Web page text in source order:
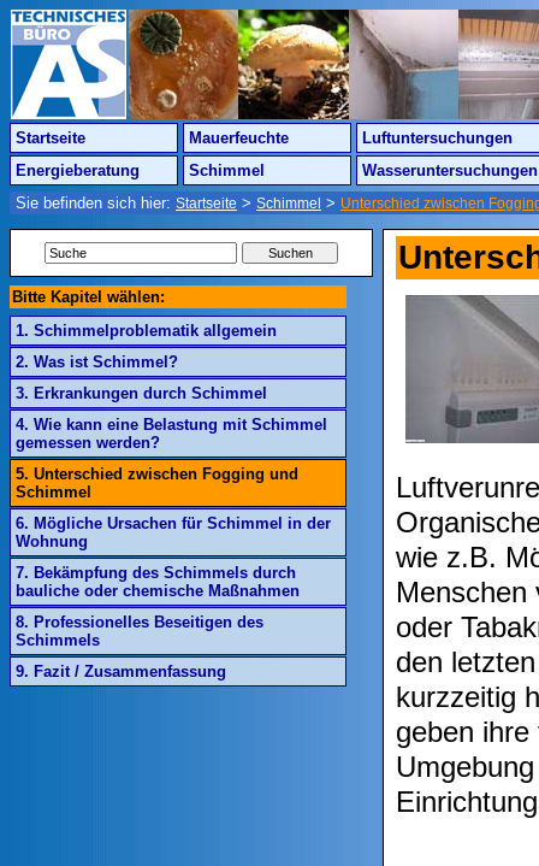
Startseite Mauerfeuchte
Luftuntersuchungen
Energieberatung
Schimmel
Wasseruntersuchungen
Sie befinden sich hier: Startseite > Schimmel > Unterschied zwischen
Bitte Kapitel wählen:
1. Schimmelproblematik allgemein
2. Was ist Schimmel?
3. Erkrankungen durch Schimmel
4. Wie kann eine Belastung mit Schimmel
gemessen werden?
5. Unterschied zwischen Fogging und
Schimmel
6. Mögliche Ursachen für Schimmel in der
Wohnung
7. Bekämpfung des Schimmels durch
bauliche oder chemische Maßnahmen
8. Professionelles Beseitigen des
Schimmels
9. Fazit / Zusammenfassung
wie z.B.
Menschen
oder
den
kurzzeitig
geben